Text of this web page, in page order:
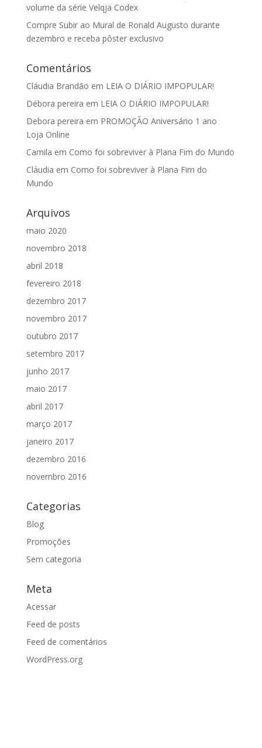
volume da série Velqja Codex
Compre Subir ao Mural de Ronald Augusto durante
dezembro e receba pôster exclusivo
Comentários
Cláudia Brandão em LEIA O DIÁRIO IMPOPULAR!
Débora pereira em LEIA O DIÁRIO IMPOPULAR!
Debora pereira em PROMOÇÃO Aniversário 1 ano
Loja Online
Camila em Como foi sobreviver à Plana Fim do Mundo
Cláudia em Como foi sobreviver à Plana Fim do
Mundo
Arquivos
maio 2020
novembro 2018
abril 2018
fevereiro 2018
dezembro 2017
novembro 2017
outubro 2017
setembro 2017
junho 2017
maio 2017
abril 2017
março 2017
janeiro 2017
dezembro 2016
novembro 2016
Categorias
Blog
Promoções
Sem categoria
Meta
Acessar
Feed de posts
Feed de comentários
WordPress.org